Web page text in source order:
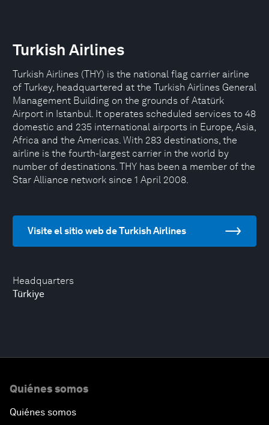
Headquarters
Türkiye
Turkish Airlines
Turkish Airlines (THY) is the national flag carrier airline
of Turkey, headquartered at the Turkish Airlines General
Management Building on the grounds of Atatürk
Airport in Istanbul. It operates scheduled services to 48
domestic and 235 international airports in Europe, Asia,
Africa and the Americas. With 283 destinations, the
airline is the fourth-largest carrier in the world by
number of destinations. THY has been a member of the
Star Alliance network since 1 April 2008.
Visite el sitio web de Turkish Airlines
Quiénes somos
Quiénes somos